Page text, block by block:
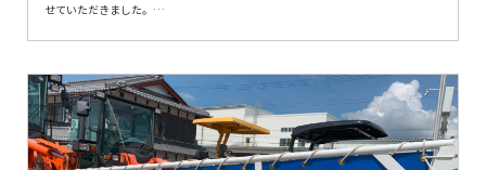
せていただきました。
冬の季節、弓道場での練習は冷たい風が当たり体が冷え、手足などが悴んでしま
ビニール間仕切りを取付けることにより、冷たい風を軽減でき、暖房などの効率
も上げることができます。
ビニールシート、柱ともに脱着式になりますので、
不要な夏場は取り外しすることも可能です。